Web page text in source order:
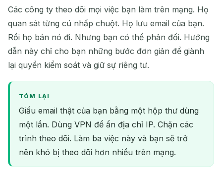
Các công ty theo dõi mọi việc bạn làm trên mạng. Họ
quan sát từng cú nhấp chuột. Họ lưu email của bạn.
Rồi họ bán nó đi. Nhưng bạn có thể phản đối. Hướng
dẫn này chỉ cho bạn những bước đơn giản để giành
lại quyền kiểm soát và giữ sự riêng tư.
TÓM LẠI
Giấu email thật của bạn bằng một hộp thư dùng
một lần. Dùng VPN để ẩn địa chỉ IP. Chặn các
trình theo dõi. Làm ba việc này và bạn sẽ trở
nên khó bị theo dõi hơn nhiều trên mạng.